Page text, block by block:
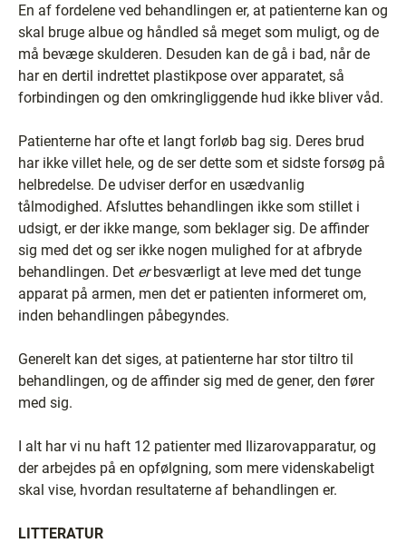
En af fordelene ved behandlingen er, at patienterne kan og
skal bruge albue og håndled så meget som muligt, og de
må bevæge skulderen. Desuden kan de gå i bad, når de
har en dertil indrettet plastikpose over apparatet, så
forbindingen og den omkringliggende hud ikke bliver våd.
Patienterne har ofte et langt forløb bag sig. Deres brud
har ikke villet hele, og de ser dette som et sidste forsøg på
helbredelse. De udviser derfor en usædvanlig
tålmodighed. Afsluttes behandlingen ikke som stillet i
udsigt, er der ikke mange, som beklager sig. De affinder
sig med det og ser ikke nogen mulighed for at afbryde
behandlingen. Det erbesværligt at leve med det tunge
apparat på armen, men det er patienten informeret om,
inden behandlingen påbegyndes.
Generelt kan det siges, at patienterne har stor tiltro til
behandlingen, og de affinder sig med de gener, den fører
med sig.
I alt har vi nu haft 12 patienter med Ilizarovapparatur, og
der arbejdes på en opfølgning, som mere videnskabeligt
skal vise, hvordan resultaterne af behandlingen er.
LITTERATUR